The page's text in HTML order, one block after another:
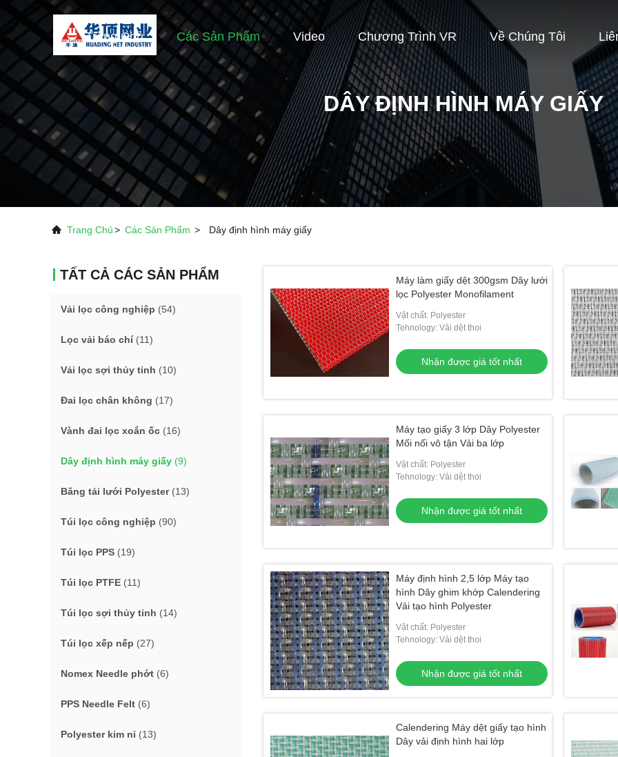
Trang Chủ Các Sản Phẩm Video Chương Trình VR Về Chúng Tôi
DÂY ĐỊNH HÌNH MÁY GIẤY
Trang Chủ> Các Sản Phẩm > Dây định hình máy giấy
TẤT CẢ CÁC SẢN PHẨM
Vải lọc công nghiệp (54)
Lọc vải báo chí(11)
Vải lọc sợi thủy tinh (10)
Đai lọc chân không (17)
Vành đai lọc xoắn ốc (16)
Dây định hình máy giấy (9)
Băng tải lưới Polyester(13)
Túi lọc công nghiệp (90)
Túi lọc PPS (19)
Túi lọc PTFE (11)
Túi lọc sợi thủy tinh (14)
Túi lọc xếp nếp (27)
Nomex Needle phớt (6)
PPS Needle Felt (6)
Polyester kim nỉ (13)
Máy làm giấy dệt 300gsm Dây lưới
lọc Polyester Monofilament
Vật chất: Polyester
Tehnology: Vải dệt thoi
Nhận được giá tốt nhất
Máy tạo giấy 3 lớp Dây Polyester
Mối nối vô tận Vải ba lớp
Vật chất: Polyester
Tehnology: Vải dệt thoi
Nhận được giá tốt nhất
Máy định hình 2,5 lớp Máy tạo
hình Dây ghim khớp Calendering
Vải tạo hình Polyester
Vật chất: Polyester
Tehnology: Vải dệt thoi
Nhận được giá tốt nhất
Calendering Máy dệt giấy tạo hình
Dây vải định hình hai lớp